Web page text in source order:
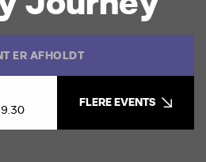
ER AFHOLDT
FLERE EVENTS